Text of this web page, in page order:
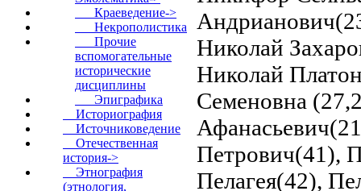
Краеведение->
Некрополистика
Прочие
вспомогательные
исторические
дисциплины
Эпиграфика
Историография
Источниковедение
Отечественная
история->
Этнография
(этнология,
Николай
Николай
Семеновна
Петрович(41),
Пелагея(42),